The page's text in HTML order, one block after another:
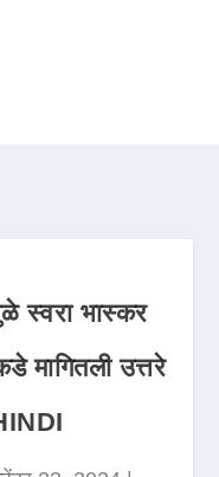
स्वरा भास्कर
मागितली उत्तरे